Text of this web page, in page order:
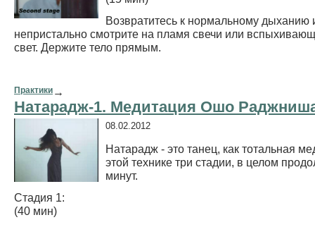
Возвратитесь к нормальному дыханию
непристально смотрите на пламя свечи или
свет. Держите тело прямым.
Практики →
Натарадж-1. Медитация Ошо
08.02.2012
Натарадж - это танец, как тотальная
этой технике три стадии, в целом
минут.
Стадия 1:
(40 мин)